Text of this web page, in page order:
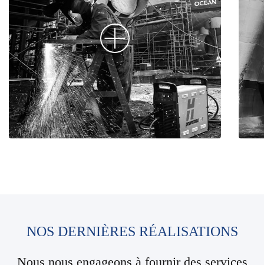
NOS DERNIÈRES RÉALISATIONS
Nous nous engageons à fournir des services